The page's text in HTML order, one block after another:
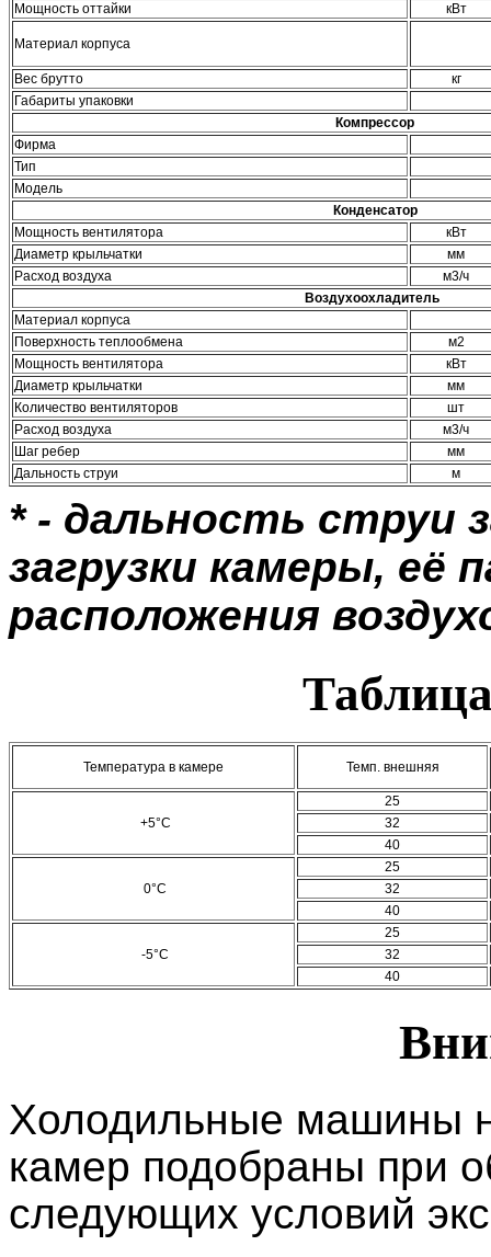
Мощность оттайки
кВт
Материал корпуса
Вес брутто
кг
Габариты упаковки
Компрессор
Фирма
Тип
Модель
Конденсатор
Мощность вентилятора
кВт
Диаметр крыльчатки
мм
Расход воздуха
м3/ч
Воздухоохладитель
Материал корпуса
Поверхность теплообмена
м2
Мощность вентилятора
кВт
Диаметр крыльчатки
мм
Количество вентиляторов
шт
Расход воздуха
м3/ч
Шаг ребер
мм
Дальность струи
м
* - дальность струи
загрузки камеры, её
расположения
Температура в камере Темп. внешняя
+5°C
25
32
40
0°C
25
32
40
-5°C
25
32
40
Холодильные машины
камер подобраны при
следующих условий